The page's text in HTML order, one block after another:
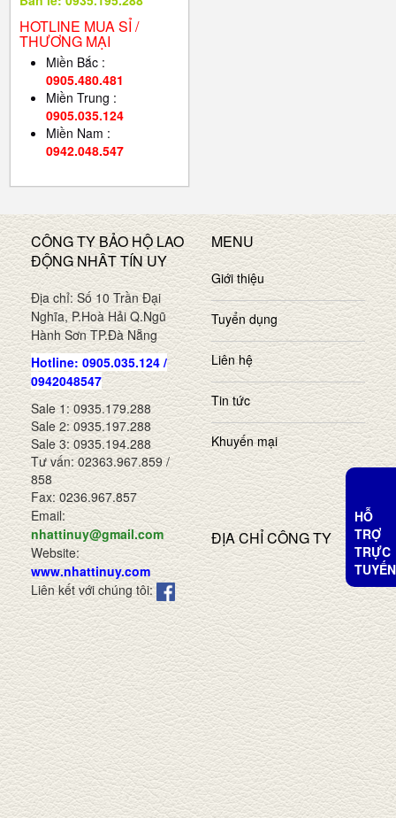
HOTLINE MUA SỈ /
THƯƠNG MẠI
Miền Bắc :
0905.480.481
Miền Trung :
0905.035.124
Miền Nam :
0942.048.547
CÔNG TY BẢO HỘ LAO
ĐỘNG NHÂT TÍN UY
Địa chỉ: Số 10 Trần Đại
Nghĩa, P.Hoà Hải Q.Ngũ
Hành Sơn TP.Đà Nẵng
Hotline: 0905.035.124 /
0942048547
Sale 1: 0935.179.288
Sale 2: 0935.197.288
Sale 3: 0935.194.288
Tư vấn: 02363.967.859 /
858
Fax: 0236.967.857
Email:
nhattinuy@gmail.com
Website:
www.nhattinuy.com
Liên kết với chúng tôi:
MENU
Giới thiệu
Tuyển dụng
Liên hệ
Tin tức
Khuyến mại
ĐỊA CHỈ CÔNG TY
HỖ
TRỢ
TRỰC
TUYẾN